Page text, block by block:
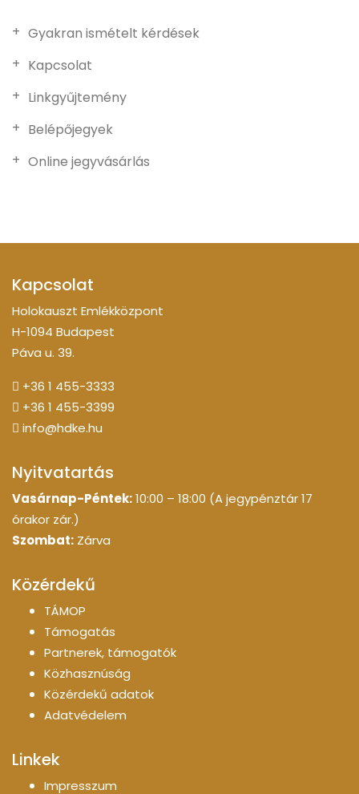
Gyakran ismételt kérdések
Kapcsolat
Linkgyűjtemény
Belépőjegyek
Online jegyvásárlás
Kapcsolat
Holokauszt Emlékközpont
H-1094 Budapest
Páva u. 39.
+36 1 455-3333
+36 1 455-3399
info@hdke.hu
Nyitvatartás
Vasárnap-Péntek:10:00 – 18:00 (A jegypénztár 17
órakor zár.)
Szombat: Zárva
Közérdekű
TÁMOP
Támogatás
Partnerek, támogatók
Közhasznúság
Közérdekű adatok
Adatvédelem
Linkek
Impresszum